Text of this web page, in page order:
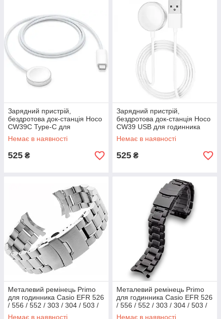
Зарядний пристрій,
бездротова док-станція Hoco
CW39C Type-C для
годинника Apple Watch
8/7/6/5/4/3/SE
Немає в наявності
525 ₴
Зарядний пристрій,
бездротова док-станція Hoco
CW39 USB для годинника
Apple Watch 8/7/6/5/4/3/SE
Немає в наявності
525 ₴
Металевий ремінець Primo
для годинника Casio EFR 526
/ 556 / 552 / 303 / 304 / 503 /
BEM 501 / 506 - Silver
Немає в наявності
Металевий ремінець Primo
для годинника Casio EFR 526
/ 556 / 552 / 303 / 304 / 503 /
BEM 501 / 506 - Black
Немає в наявності